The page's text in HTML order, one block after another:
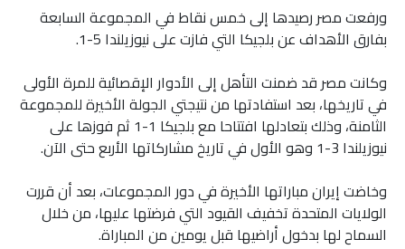
ورفعت مصر رصيدها إلى خمس نقاط في المجموعة السابعة
بفارق الأهداف عن بلجيكا التي فازت على نيوزيلندا 5-1.
وكانت مصر قد ضمنت التأهل إلى الأدوار الإقصائية للمرة الأولى
في تاريخها، بعد استفادتها من نتيجتي الجولة الأخيرة للمجموعة
الثامنة، وذلك بتعادلها افتتاحا مع بلجيكا 1-1 ثم فوزها على
نيوزيلندا 3-1 وهو الأول في تاريخ مشاركاتها الأربع حتى الآن.
وخاضت إيران مباراتها الأخيرة في دور المجموعات، بعد أن قررت
الولايات المتحدة تخفيف القيود التي فرضتها عليها، من خلال
السماح لها بدخول أراضيها قبل يومين من المباراة.